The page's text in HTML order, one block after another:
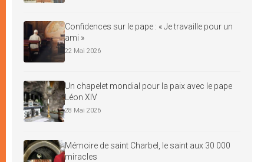
Confidences sur le pape : « Je travaille pour un
ami »
22 Mai 2026
Un chapelet mondial pour la paix avec le pape
Léon XIV
28 Mai 2026
Mémoire de saint Charbel, le saint aux 30 000
miracles